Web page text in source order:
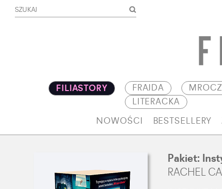
FILIASTORY FRAJDA
LITERACKA
NOWOŚCI BESTSELLERY
Pakiet:
RACHEL